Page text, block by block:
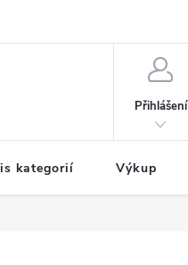
Přihlášení
kategorií Výkup